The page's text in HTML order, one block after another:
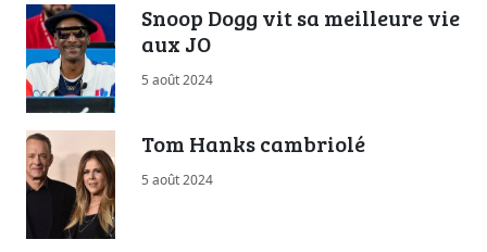
Snoop Dogg vit sa meilleure vie
aux JO
5 août 2024
Tom Hanks cambriolé
5 août 2024